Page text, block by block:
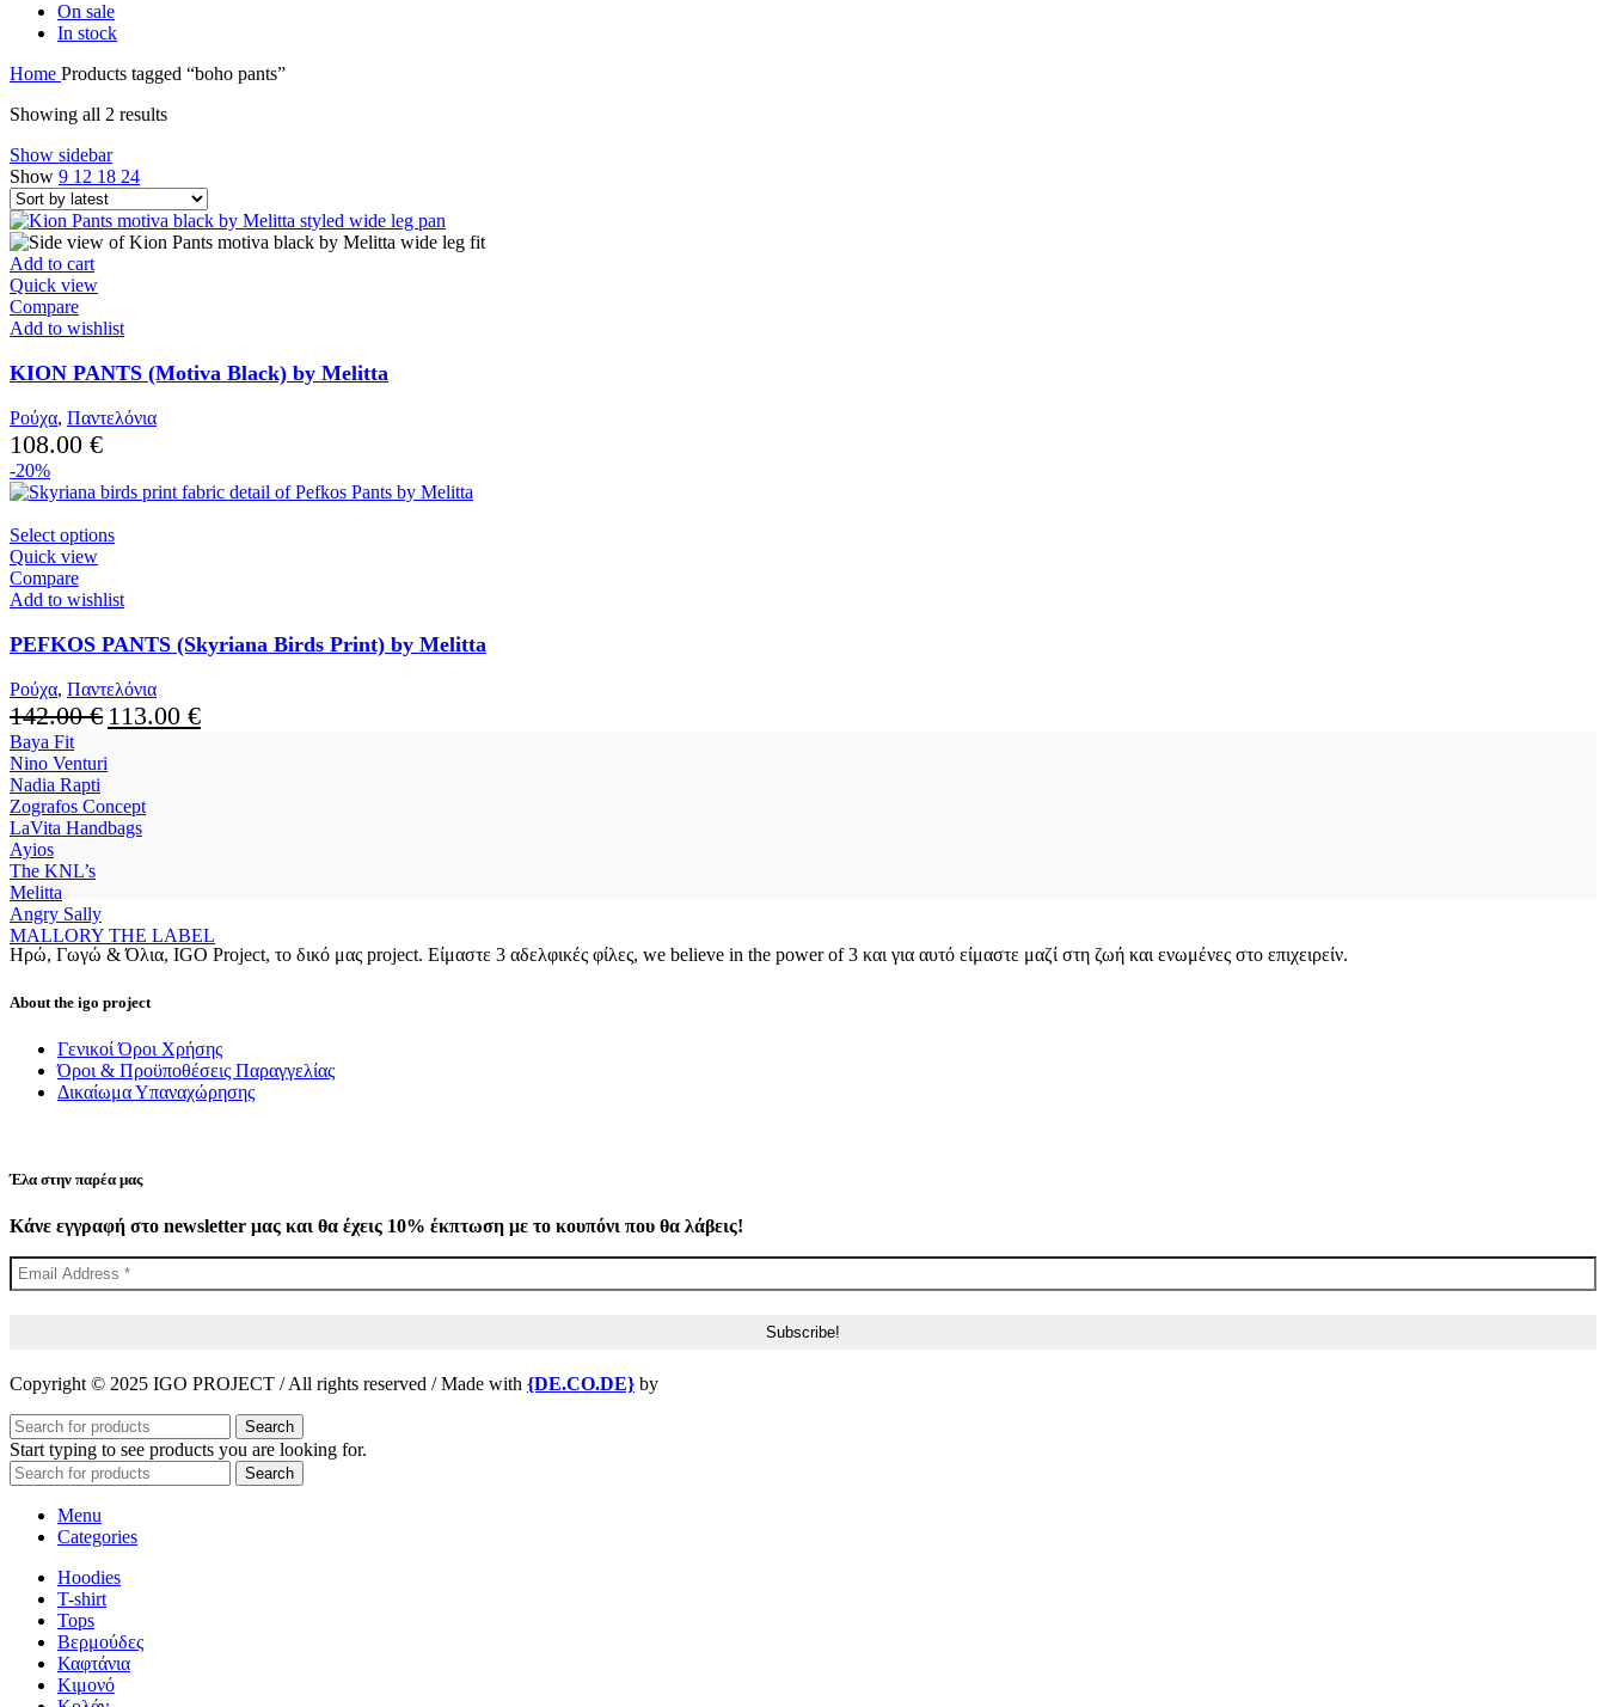
On sale
In stock
Home Products tagged “boho pants”
Showing all 2 resultsSorted
Show sidebar
Show 9 12 18 24
Add to cart
Quick view
Compare
Add to wishlist
KION PANTS (Motiva Black) by Melitta
Ρούχα, Παντελόνια
108.00 €
-20%
Select optionsThis
multiple
The
may
be
chosen
page
Quick view
Compare
Add to wishlist
PEFKOS PANTS (Skyriana Birds Print) by Melitta
Ρούχα, Παντελόνια
142.00€ Original
price
142.00 €.
113.00 €Current
price
Baya Fit
Nino Venturi
Nadia Rapti
Zografos Concept
LaVita Handbags
Ayios
The KNL’s
Melitta
Angry Sally
MALLORY THE LABEL
Ηρώ, Γωγώ & Όλια, IGO Project, το δικό μας project. Είμαστε 3 αδελφικές φίλες, we believe in the power of 3 και για αυτό είμαστε μαζί στη ζωή και ενωμένες στο επιχειρείν.
About the igo project
Γενικοί Όροι Χρήσης
Όροι & Προϋποθέσεις Παραγγελίας
Δικαίωμα Υπαναχώρησης
Έλα στην παρέα μας
Κάνε εγγραφή στο newsletter μας και θα έχεις 10% έκπτωση με το κουπόνι που θα λάβεις!
Copyright © 2025 IGO PROJECT / All rights reserved / Made with {DE.CO.DE} by
Search
Start typing to see products you are looking for.
Search
Menu
Categories
Hoodies
T-shirt
Tops
Βερμούδες
Καφτάνια
Κιμονό